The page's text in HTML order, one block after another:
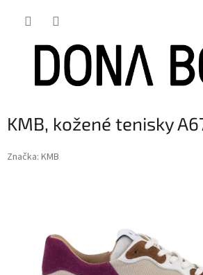
KMB, kožené tenisky
Značka: KMB